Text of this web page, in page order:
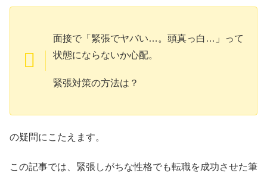
面接で「緊張でヤバい…。頭真っ白…」って
状態にならないか心配。
緊張対策の方法は？
の疑問にこたえます。
この記事では、緊張しがちな性格でも転職を成功させた筆